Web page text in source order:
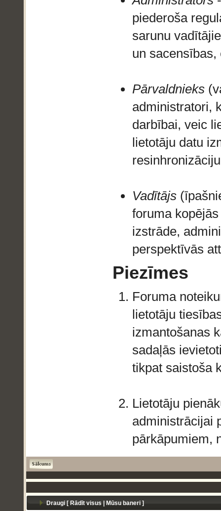
piederoša
sarunu
un sacensības,
Pārvaldnieks
administratori,
darbībai, veic
lietotāju datu
Vadītājs
foruma
izstrāde,
perspektīvās
Piezīmes
Foruma
lietotāju
izmantošanas
sadaļās
tikpat saistoša
Lietotāju
administrācijai
pārkāpumiem,
Draugi [ Rādīt visus Mūsu baneri]